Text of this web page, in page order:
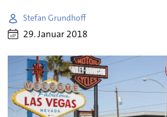
Stefan Grundhoff
29. Januar 2018